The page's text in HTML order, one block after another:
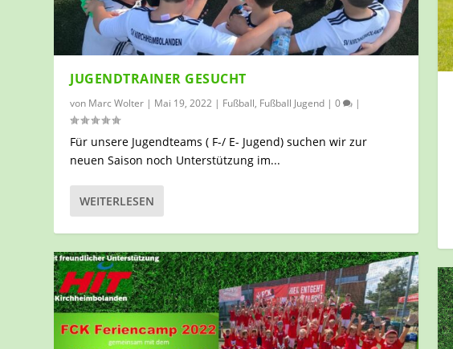
JUGENDTRAINER GESUCHT
von Marc Wolter | Mai 19, 2022 | Fußball, Fußball Jugend |0 |
Für unsere Jugendteams ( F-/ E- Jugend) suchen wir zur
neuen Saison noch Unterstützung im...
WEITERLESEN